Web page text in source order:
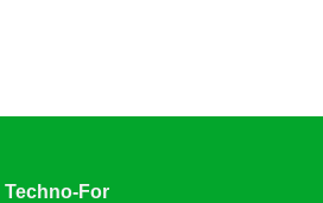
Techno-For